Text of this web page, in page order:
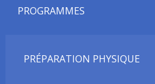
PROGRAMMES
PRÉPARATION PHYSIQUE